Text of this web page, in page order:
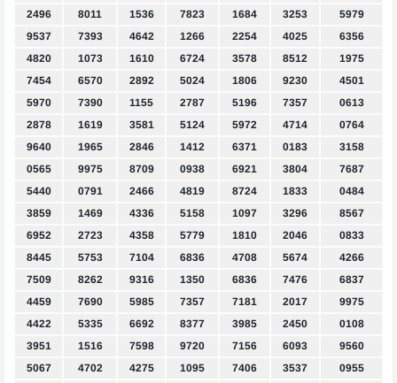
2496
8011 1536 7823 1684 3253
5979
9537
7393 4642 1266 2254 4025
6356
4820
1073 1610 6724 3578 8512
1975
7454
6570 2892 5024 1806 9230
4501
5970
7390 1155 2787 5196 7357
0613
2878
1619 3581 5124 5972 4714
0764
9640
1965 2846 1412 6371 0183
3158
0565
9975 8709 0938 6921 3804
7687
5440
0791 2466 4819 8724 1833
0484
3859
1469 4336 5158 1097 3296
8567
6952
2723 4358 5779 1810 2046
0833
8445
5753 7104 6836 4708 5674
4266
7509
8262 9316 1350 6836 7476
6837
4459
7690 5985 7357 7181 2017
9975
4422
5335 6692 8377 3985 2450
0108
3951
1516 7598 9720 7156 6093
9560
5067
4702 4275 1095 7406 3537
0955